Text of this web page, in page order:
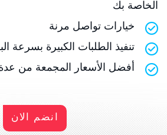
الخاصة بك
خيارات تواصل مرنة
تنفيذ الطلبات الكبيرة بسرعة
أفضل الأسعار المجمعة من
انضم الان